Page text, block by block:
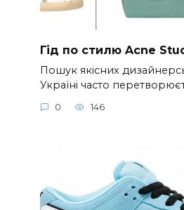
Гід по стилю Acne
Пошук якісних
Україні часто
0 146